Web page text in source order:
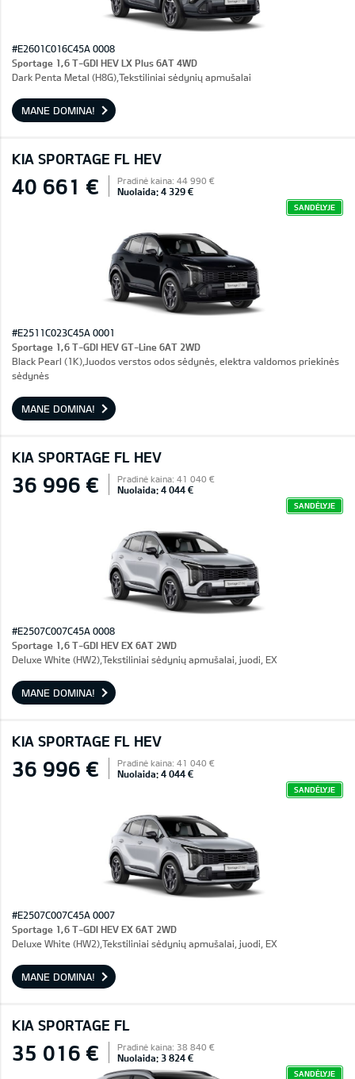
#E2601C016C45A 0008
Sportage 1,6 T-GDI HEV LX Plus 6AT 4WD
Dark Penta Metal (H8G),Tekstiliniai sėdynių apmušalai
MANE DOMINA!
KIA SPORTAGE FL HEV
40 661 € Pradinė kaina: 44 990 €
Nuolaida: 4 329 €
SANDĖLYJE
#E2511C023C45A 0001
Sportage 1,6 T-GDI HEV GT-Line 6AT 2WD
Black Pearl (1K),Juodos verstos odos sėdynės, elektra valdomos priekinės
sėdynės
MANE DOMINA!
KIA SPORTAGE FL HEV
36 996 € Pradinė kaina: 41 040 €
Nuolaida: 4 044 €
SANDĖLYJE
#E2507C007C45A 0008
Sportage 1,6 T-GDI HEV EX 6AT 2WD
Deluxe White (HW2),Tekstiliniai sėdynių apmušalai, juodi, EX
MANE DOMINA!
KIA SPORTAGE FL HEV
36 996 € Pradinė kaina: 41 040 €
Nuolaida: 4 044 €
SANDĖLYJE
#E2507C007C45A 0007
Sportage 1,6 T-GDI HEV EX 6AT 2WD
Deluxe White (HW2),Tekstiliniai sėdynių apmušalai, juodi, EX
MANE DOMINA!
KIA SPORTAGE FL
35 016 € Pradinė kaina: 38 840 €
Nuolaida: 3 824 €
SANDĖLYJE